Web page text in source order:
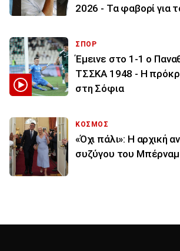
2026 - Τα φαβορί για
ΣΠΟΡ
Έμεινε στο 1-1 ο
ΤΣΣΚΑ 1948 - Η
στη Σόφια
ΚΟΣΜΟΣ
«Όχι πάλι»: Η αρχική
συζύγου του Μπέρναμ